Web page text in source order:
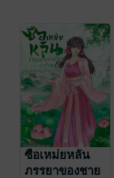
ซือเหม่ยหลัน
ภรรยาของชาย